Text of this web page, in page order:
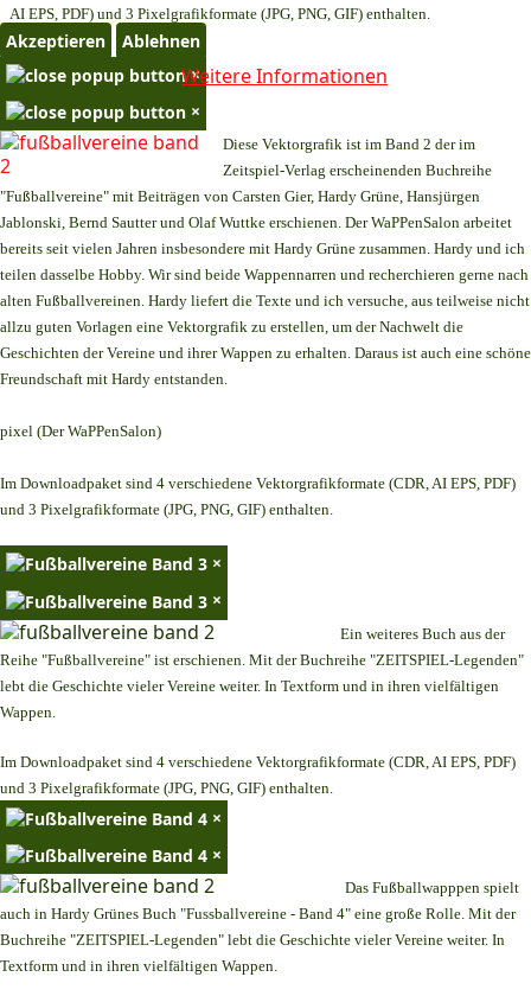
Akzeptieren Ablehnen
Weitere Informationen
AI EPS, PDF) und 3 Pixelgrafikformate (JPG, PNG, GIF) enthalten.
×
×
Diese Vektorgrafik ist im Band 2 der im
Zeitspiel-Verlag erscheinenden Buchreihe
"Fußballvereine" mit Beiträgen von Carsten Gier, Hardy Grüne, Hansjürgen
Jablonski, Bernd Sautter und Olaf Wuttke erschienen. Der WaPPenSalon arbeitet
bereits seit vielen Jahren insbesondere mit Hardy Grüne zusammen. Hardy und ich
teilen dasselbe Hobby. Wir sind beide Wappennarren und recherchieren gerne nach
alten Fußballvereinen. Hardy liefert die Texte und ich versuche, aus teilweise nicht
allzu guten Vorlagen eine Vektorgrafik zu erstellen, um der Nachwelt die
Geschichten der Vereine und ihrer Wappen zu erhalten. Daraus ist auch eine schöne
Freundschaft mit Hardy entstanden.
pixel (Der WaPPenSalon)
Im Downloadpaket sind 4 verschiedene Vektorgrafikformate (CDR, AI EPS, PDF)
und 3 Pixelgrafikformate (JPG, PNG, GIF) enthalten.
×
×
Ein weiteres Buch aus der
Reihe "Fußballvereine" ist erschienen. Mit der Buchreihe "ZEITSPIEL-Legenden"
lebt die Geschichte vieler Vereine weiter. In Textform und in ihren vielfältigen
Wappen.
Im Downloadpaket sind 4 verschiedene Vektorgrafikformate (CDR, AI EPS, PDF)
und 3 Pixelgrafikformate (JPG, PNG, GIF) enthalten.
×
×
Das Fußballwapppen spielt
auch in Hardy Grünes Buch "Fussballvereine - Band 4" eine große Rolle. Mit der
Buchreihe "ZEITSPIEL-Legenden" lebt die Geschichte vieler Vereine weiter. In
Textform und in ihren vielfältigen Wappen.